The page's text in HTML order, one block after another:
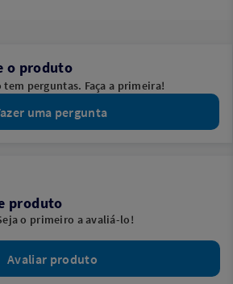
o produto
perguntas. Faça a primeira!
uma pergunta
produto
o primeiro a avaliá-lo!
Avaliar produto